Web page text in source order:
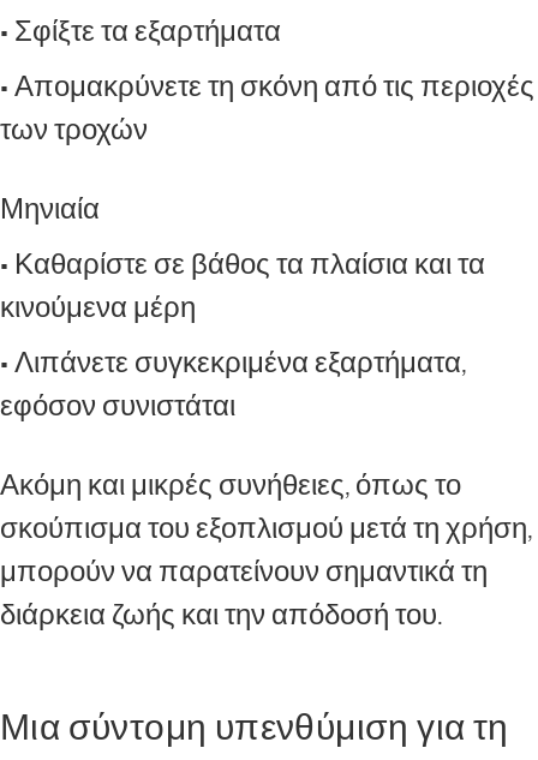
• Σφίξτε τα εξαρτήματα
• Απομακρύνετε τη σκόνη από τις περιοχές
των τροχών
Μηνιαία
• Καθαρίστε σε βάθος τα πλαίσια και τα
κινούμενα μέρη
• Λιπάνετε συγκεκριμένα εξαρτήματα,
εφόσον συνιστάται
Ακόμη και μικρές συνήθειες, όπως το
σκούπισμα του εξοπλισμού μετά τη χρήση,
μπορούν να παρατείνουν σημαντικά τη
διάρκεια ζωής και την απόδοσή του.
Μια σύντομη υπενθύμιση για τη